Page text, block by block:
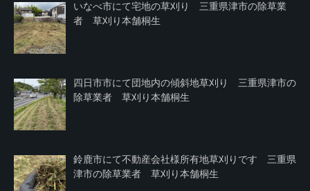
いなべ市にて宅地の草刈り 三重県津市の除草業
者 草刈り本舗桐生
四日市市にて団地内の傾斜地草刈り 三重県津市の
除草業者 草刈り本舗桐生
鈴鹿市にて不動産会社様所有地草刈りです 三重県
津市の除草業者 草刈り本舗桐生